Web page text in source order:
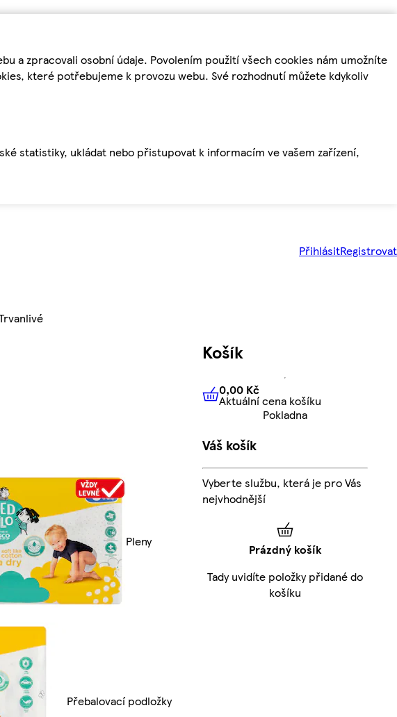
a zpracovali osobní údaje. Povolením použití všech cookies nám umožníte
které potřebujeme k provozu webu. Své rozhodnutí můžete kdykoliv
statistiky, ukládat nebo přistupovat k informacím ve vašem zařízení,
PřihlásitRegistrovat
Pleny
Přebalovací podložky
Košík
0,00 KčAktuální cena košíku
0,00 Kč
Aktuální cena košíku
Pokladna
Váš košík
Vyberte službu, která je pro Vás
nejvhodnější
Prázdný košík
Tady uvidíte položky přidané do
košíku